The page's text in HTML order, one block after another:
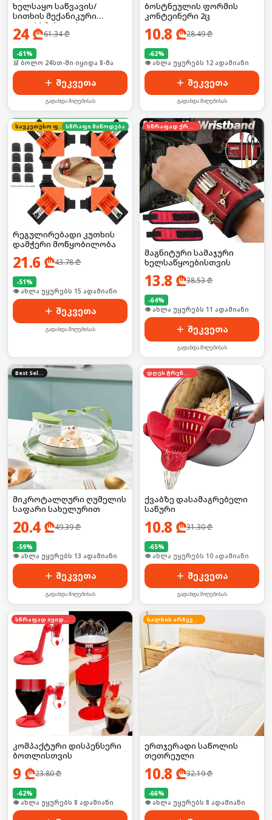
ხელსაყო საწვავის/
სითხის მექანიკური
გადასხმისთვის
24₾61.34₾
-61%
🛒 ბოლო 24სთ-ში იყიდა 8-მა
შეკვეთა
გადახდა მიღებისას
ბოსტნეულის ფორმის
კონტეინერი 2ც
10.8 ₾28.49₾
-62%
🛒 ბოლო 24სთ-ში იყიდა 20-მა
შეკვეთა
გადახდა მიღებისას
საუკეთესო ფასი სწრაფი მიწოდება
რეგულირებადი კუთხის
დამჭერი მოწყობილობა
21.6 ₾43.78₾
-51%
🛒 ბოლო 24სთ-ში იყიდა 19-მა
შეკვეთა
გადახდა მიღებისას
სწრაფად ქრება
მაგნიტური სამაჯური
ხელსაწყოებისთვის
13.8 ₾38.53₾
-64%
🛒 ბოლო 24სთ-ში იყიდა 20-მა
შეკვეთა
გადახდა მიღებისას
Best Seller
მიკროტალღური ღუმელის
საფარი სახელურით
20.4₾49.39₾
-59%
🛒 ბოლო 24სთ-ში იყიდა 16-მა
შეკვეთა
გადახდა მიღებისას
დღეს ტრენდში
ქვაბზე დასამაგრებელი
საწური
10.8 ₾31.30₾
-65%
🛒 ბოლო 24სთ-ში იყიდა 12-მა
შეკვეთა
გადახდა მიღებისას
სწრაფად იყიდება
კომპაქტური დისპენსერი
ბოთლისთვის
9 ₾23.80₾
-62%
🛒 ბოლო 24სთ-ში იყიდა 10-მა
ხალხის არჩევანი
ერთჯერადი საწოლის
თეთრეული
10.8 ₾32.19₾
-66%
🛒 ბოლო 24სთ-ში იყიდა 15-მა